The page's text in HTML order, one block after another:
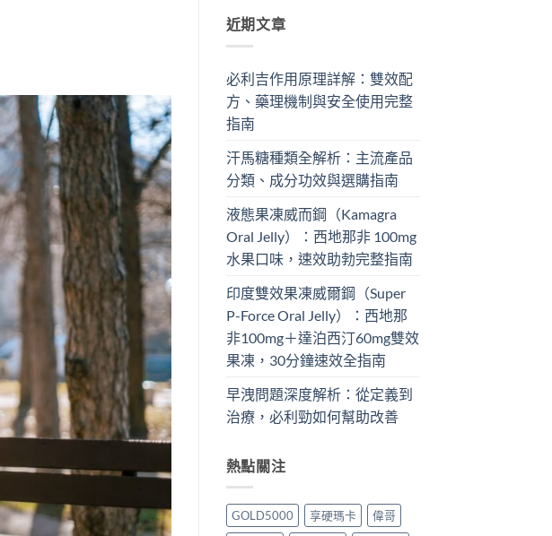
近期文章
必利吉作用原理詳解：雙效配
方、藥理機制與安全使用完整
指南
汗馬糖種類全解析：主流產品
分類、成分功效與選購指南
液態果凍威而鋼（Kamagra
Oral Jelly）：西地那非 100mg​
水果口味，速效助勃完整指南
印度雙效果凍威爾鋼（Super
P-Force Oral Jelly）：西地那
非100mg＋達泊西汀60mg雙效
果凍，30分鐘速效全指南
早洩問題深度解析：從定義到
治療，必利勁如何幫助改善
熱點關注
GOLD5000 享硬瑪卡
偉哥